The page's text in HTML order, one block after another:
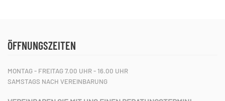
ÖFFNUNGSZEITEN
MONTAG - FREITAG 7.00 UHR - 16.00 UHR
SAMSTAGS NACH VEREINBARUNG